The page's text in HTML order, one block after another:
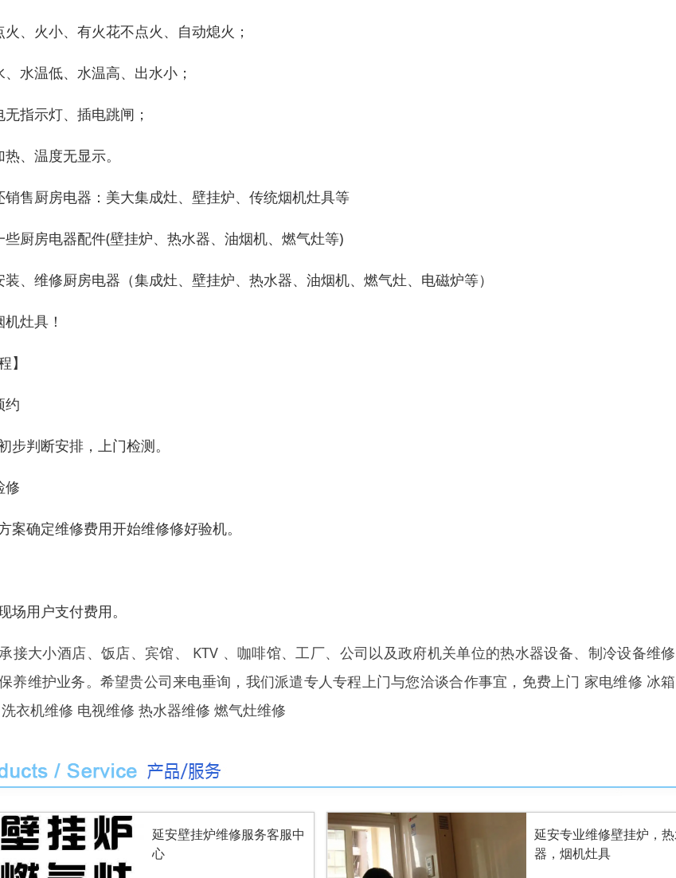
火、火小、有火花不点火、自动熄火；
、水温低、水温高、出水小；
无指示灯、插电跳闸；
热、温度无显示。
销售厨房电器：美大集成灶、壁挂炉、传统烟机灶具等
些厨房电器配件(壁挂炉、热水器、油烟机、燃气灶等)
、维修厨房电器（集成灶、壁挂炉、热水器、油烟机、燃气灶、电磁炉等）
灶具！
】
约
步判断安排，上门检测。
修
案确定维修费用开始维修修好验机。
场用户支付费用。
接大小酒店、饭店、宾馆、 KTV 、咖啡馆、工厂、公司以及政府机关单位的热水器设备、制冷设备维
养维护业务。希望贵公司来电垂询，我们派遣专人专程上门与您洽谈合作事宜，免费上门 家电维修 冰
衣机维修 电视维修 热水器维修 燃气灶维修
延安壁挂炉维修服务客服中
心
延安专业维修壁挂炉，
器，烟机灶具